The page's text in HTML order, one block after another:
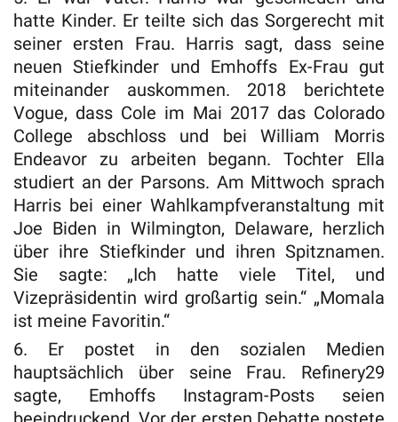
hatte Kinder. Er teilte sich das Sorgerecht mit
seiner ersten Frau. Harris sagt, dass seine
neuen Stiefkinder und Emhoffs Ex-Frau gut
miteinander auskommen. 2018 berichtete
Vogue, dass Cole im Mai 2017 das Colorado
College abschloss und bei William Morris
Endeavor zu arbeiten begann. Tochter Ella
studiert an der Parsons. Am Mittwoch sprach
Harris bei einer Wahlkampfveranstaltung mit
Joe Biden in Wilmington, Delaware, herzlich
über ihre Stiefkinder und ihren Spitznamen.
Sie sagte: „Ich hatte viele Titel, und
Vizepräsidentin wird großartig sein.“ „Momala
ist meine Favoritin.“
6. Er postet in den sozialen Medien
hauptsächlich über seine Frau. Refinery29
sagte, Emhoffs Instagram-Posts seien